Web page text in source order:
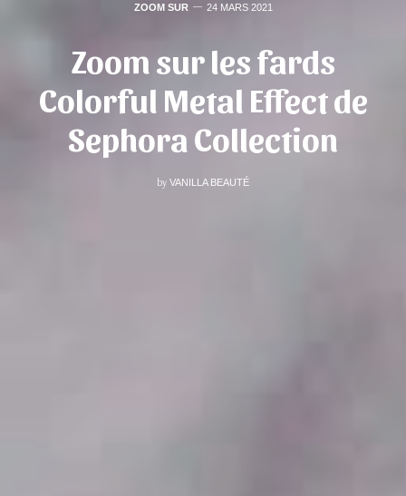
ZOOM SUR 24 MARS 2021
Zoom sur les fards
Colorful Metal Effect de
Sephora Collection
by VANILLA BEAUTÉ